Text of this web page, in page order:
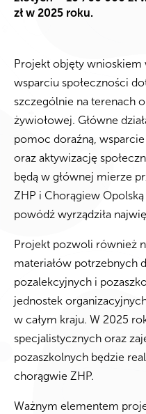
zł w 2025 roku.
Projekt objęty wnioskiem
wsparciu społeczności
szczególnie na terenach
żywiołowej. Główne
pomoc doraźną,
oraz aktywizację
będą w głównej mierze
ZHP i Chorągiew
powódź wyrządziła
Projekt pozwoli również
materiałów potrzebnych
pozalekcyjnych i
jednostek
w całym kraju. W 2025
specjalistycznych oraz
pozaszkolnych będzie
chorągwie ZHP.
Ważnym elementem